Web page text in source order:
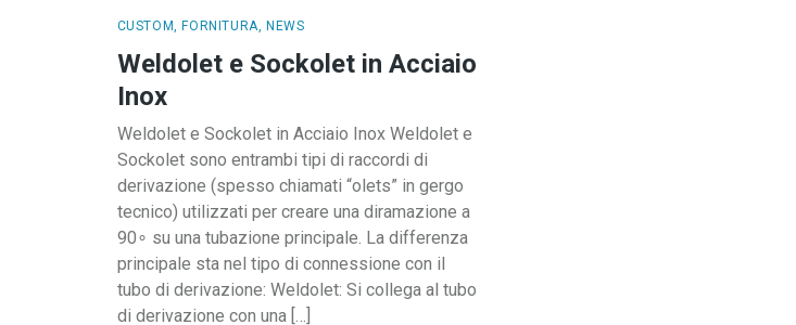
CUSTOM, FORNITURA, NEWS
Weldolet e Sockolet in Acciaio
Inox
Weldolet e Sockolet in Acciaio Inox Weldolet e
Sockolet sono entrambi tipi di raccordi di
derivazione (spesso chiamati “olets” in gergo
tecnico) utilizzati per creare una diramazione a
90∘ su una tubazione principale. La differenza
principale sta nel tipo di connessione con il
tubo di derivazione: Weldolet: Si collega al tubo
di derivazione con una […]